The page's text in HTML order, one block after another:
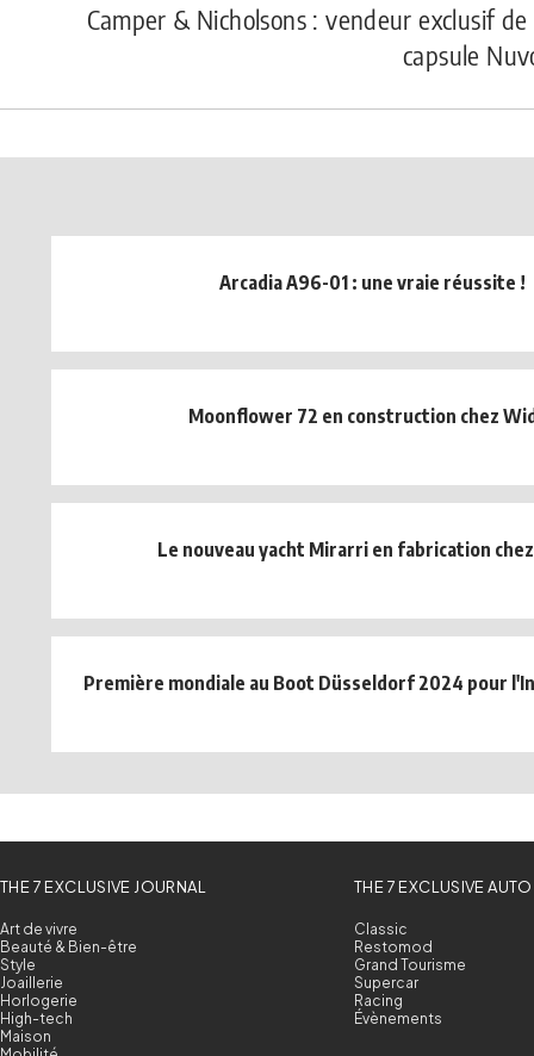
Camper & Nicholsons : vendeur exclusif
capsule
Arcadia A96-01 : une vraie réussite !
Moonflower 72 en construction chez
Le nouveau yacht Mirarri en fabrication
Première mondiale au Boot Düsseldorf 2024 pour
THE 7 EXCLUSIVE JOURNAL
Art de vivre
Beauté & Bien-être
Style
Joaillerie
Horlogerie
High-tech
Maison
THE 7 EXCLUSIVE AUTO
Classic
Restomod
Grand Tourisme
Supercar
Racing
Évènements